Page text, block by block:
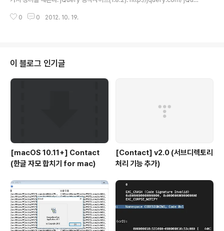
John Resig - eclipse plug-in : Aptana Studio 3 - http://download.
0 0 2012. 10. 19.
이 블로그 인기글
[macOS 10.11+] Contact
(한글 자모 합치기 for mac)
[Contact] v2.0 (서브디렉토리
처리 기능 추가)